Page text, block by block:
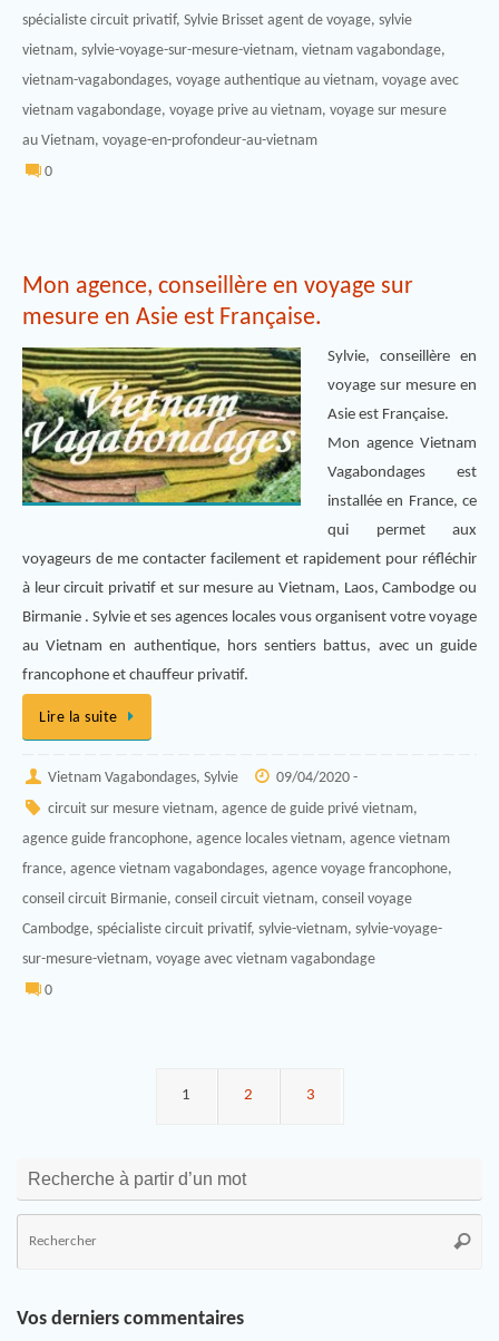
spécialiste circuit privatif, Sylvie Brisset agent de voyage, sylvie
vietnam, sylvie-voyage-sur-mesure-vietnam, vietnam vagabondage,
vietnam-vagabondages, voyage authentique au vietnam, voyage avec
vietnam vagabondage, voyage prive au vietnam, voyage sur mesure
au Vietnam, voyage-en-profondeur-au-vietnam
0
Mon agence, conseillère en voyage sur
mesure en Asie est Française.
Sylvie, conseillère en
voyage sur mesure en
Asie est Française.
Mon agence Vietnam
Vagabondages est
installée en France, ce
qui permet aux
voyageurs de me contacter facilement et rapidement pour réfléchir
à leur circuit privatif et sur mesure au Vietnam, Laos, Cambodge ou
Birmanie . Sylvie et ses agences locales vous organisent votre voyage
au Vietnam en authentique, hors sentiers battus, avec un guide
francophone et chauffeur privatif.
Lire la suite
Vietnam Vagabondages, Sylvie 09/04/2020 -
circuit sur mesure vietnam, agence de guide privé vietnam,
agence guide francophone, agence locales vietnam, agence vietnam
france, agence vietnam vagabondages, agence voyage francophone,
conseil circuit Birmanie, conseil circuit vietnam, conseil voyage
Cambodge, spécialiste circuit privatif, sylvie-vietnam, sylvie-voyage-
sur-mesure-vietnam, voyage avec vietnam vagabondage
0
1 2 3
Recherche à partir d’un mot
Vos derniers commentaires